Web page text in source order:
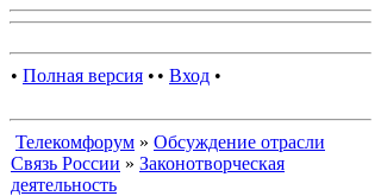
• Полная версия • • Вход •
Телекомфорум » Обсуждение отрасли
Связь России » Законотворческая
деятельность